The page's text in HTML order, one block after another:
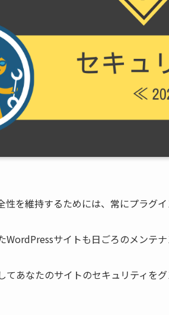
性を維持するためには、常にプラグ
WordPressサイトも日ごろのメンテ
てあなたのサイトのセキュリティを